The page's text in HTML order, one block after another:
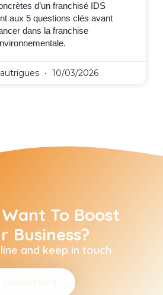
d’un franchisé IDS
aux 5 questions clés avant
dans la franchise
10/03/2026
To Boost
Business?
and keep in touch